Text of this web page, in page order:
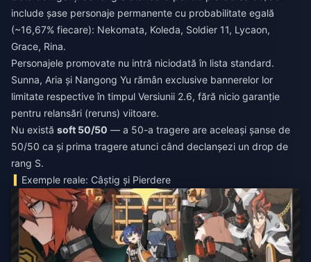
include șase personaje permanente cu probabilitate egală
(~16,67% fiecare): Nekomata, Koleda, Soldier 11, Lycaon,
Grace, Rina.
Personajele promovate nu intră niciodată în lista standard.
Sunna, Aria și Nangong Yu rămân exclusive bannerelor lor
limitate respective în timpul Versiunii 2.6, fără nicio garanție
pentru relansări (reruns) viitoare.
Nu există soft 50/50 — a 50-a tragere are aceleași șanse de
50/50 ca și prima tragere atunci când declanșezi un drop de
rang S.
Exemple reale: Câștig și Pierdere